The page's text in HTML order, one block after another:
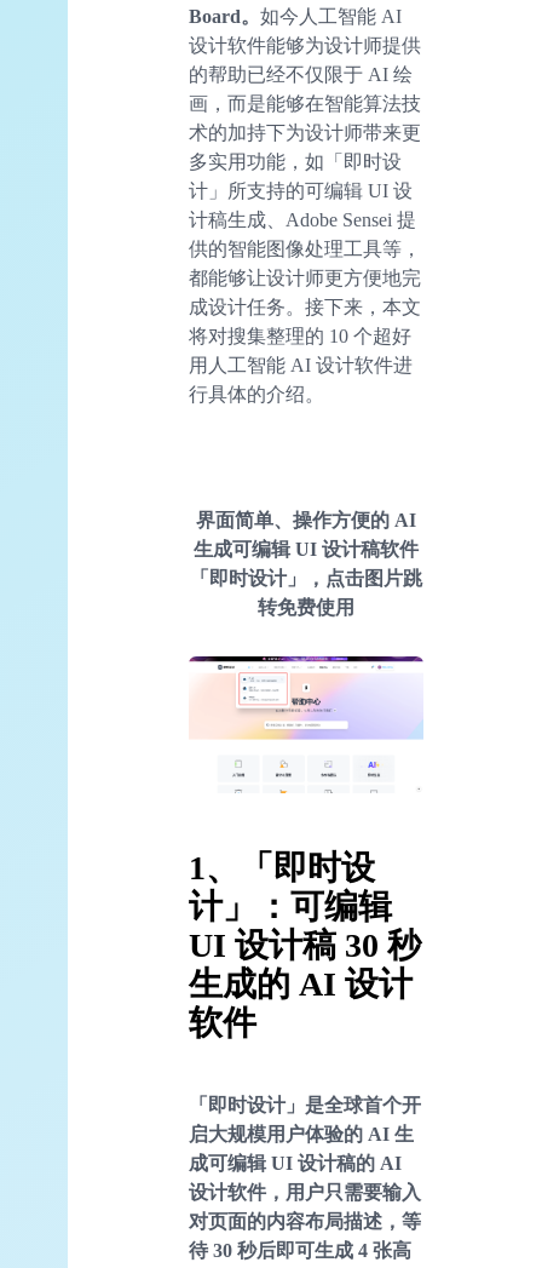
Board。 如今人工智能 AI
设计软件能够为设计师提供
的帮助已经不仅限于 AI 绘
画，而是能够在智能算法技
术的加持下为设计师带来更
多实用功能，如「即时设
计」所支持的可编辑 UI 设
计稿生成、Adobe Sensei 提
供的智能图像处理工具等，
都能够让设计师更方便地完
成设计任务。接下来，本文
将对搜集整理的 10 个超好
用人工智能 AI 设计软件进
行具体的介绍。
界面简单、操作方便的 AI
生成可编辑UI 设计稿软件
「即时设计」，点击图片跳
转免费使用
1、「 即时设
计」：可编辑
UI 设计稿 30 秒
生成的 AI 设计
软件
「即时设计」是全球首个开
启大规模用户体验的 AI 生
成可编辑 UI 设计稿的 AI
设计软件，用户只需要输入
对页面的内容布局描述，等
待 30 秒后即可生成 4 张高